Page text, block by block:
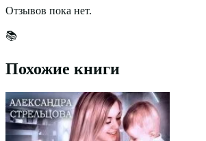
Отзывов пока нет.
📚
Похожие книги